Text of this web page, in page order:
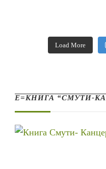
Load More
Е=КНИГА “СМУТИ-